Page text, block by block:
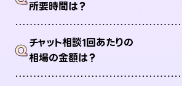
所要時間は？
Qチャット相談1回あたりの
相場の金額は？